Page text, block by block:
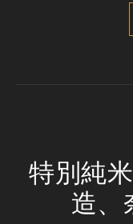
特別純
造、